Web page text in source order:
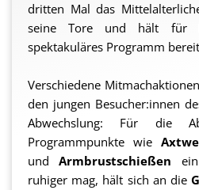
dritten Mal das
seine Tore und hält für
spektakuläres Programm
Verschiedene
den jungen Besucher:innen
Abwechslung: Für die
Programmpunkte wie
undArmbrustschießen
ruhiger mag, hält sich an die